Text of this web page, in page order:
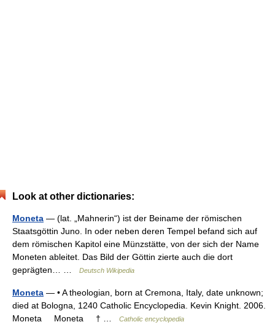
Look at other dictionaries:
Moneta — (lat. „Mahnerin“) ist der Beiname der römischen
Staatsgöttin Juno. In oder neben deren Tempel befand sich auf
dem römischen Kapitol eine Münzstätte, von der sich der Name
Moneten ableitet. Das Bild der Göttin zierte auch die dort
geprägten… …
Deutsch Wikipedia
Moneta — • A theologian, born at Cremona, Italy, date unknown;
died at Bologna, 1240 Catholic Encyclopedia. Kevin Knight. 2006.
Moneta Moneta † …
Catholic encyclopedia